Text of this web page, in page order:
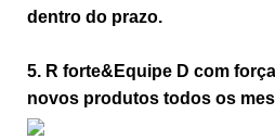
dentro do prazo.
5. R forte&Equipe D com
novos produtos todos os